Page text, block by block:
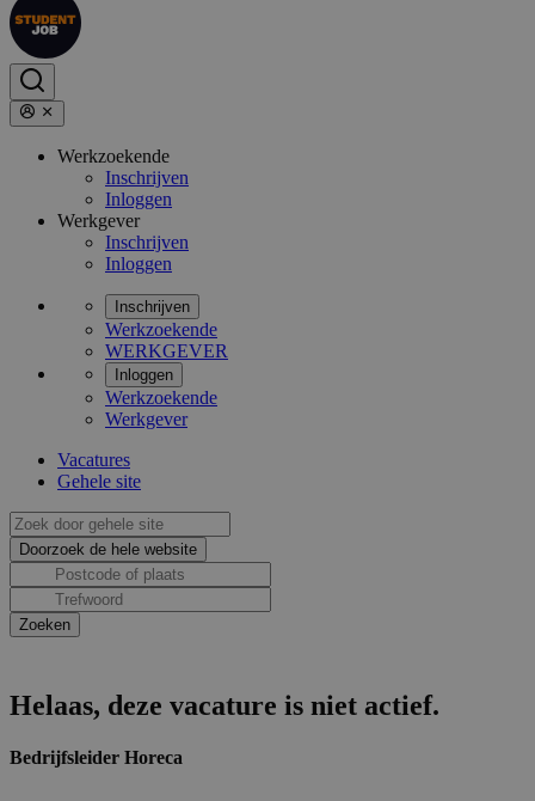
Werkzoekende
Inschrijven
Inloggen
Werkgever
Inschrijven
Inloggen
Inschrijven
Werkzoekende
WERKGEVER
Inloggen
Werkzoekende
Werkgever
Vacatures
Gehele site
Helaas, deze vacature is niet actief.
Bedrijfsleider Horeca